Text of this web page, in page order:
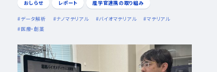
おしらせ レポート 産学官連携の取り組み
データ解析 ナノマテリアル バイオマテリアル
マテリアル
医療・創薬